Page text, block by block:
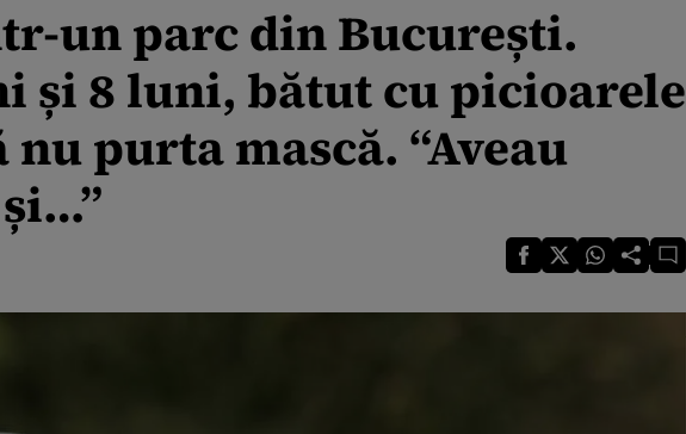
un parc din București.
și 8 luni, bătut cu picioarele
purta mască. “Aveau